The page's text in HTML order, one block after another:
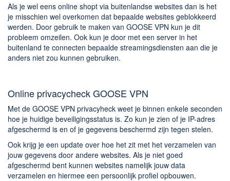
Als je wel eens online shopt via buitenlandse websites dan is het
je misschien wel overkomen dat bepaalde websites geblokkeerd
werden. Door gebruik te maken van GOOSE VPN kun je dit
probleem omzeilen. Ook kun je door met een server in het
buitenland te connecten bepaalde streamingsdiensten aan die je
anders niet zou kunnen gebruiken.
Online privacycheck GOOSE VPN
Met de GOOSE VPN privacyheck weet je binnen enkele seconden
hoe je huidige beveiligingsstatus is. Zo kun je zien of je IP-adres
afgeschermd is en of je gegevens beschermd zijn tegen stelen.
Ook krijg je een update over hoe het zit met het verzamelen van
jouw gegevens door andere websites. Als je niet goed
afgeschermd bent kunnen websites namelijk jouw data
verzamelen en hiermee een persoonlijk profiel opbouwen.